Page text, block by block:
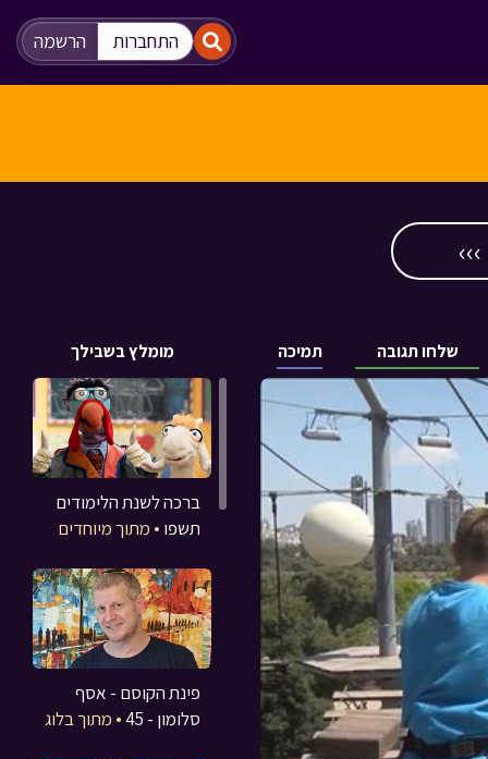
התחברות הרשמה
מומלץ בשבילך תמיכה שלחו תגובה
ברכה לשנת הלימודים
תשפו • מתוך מיוחדים
פינת הקוסם - אסף
סלומון - 45
• מתוך בלוג